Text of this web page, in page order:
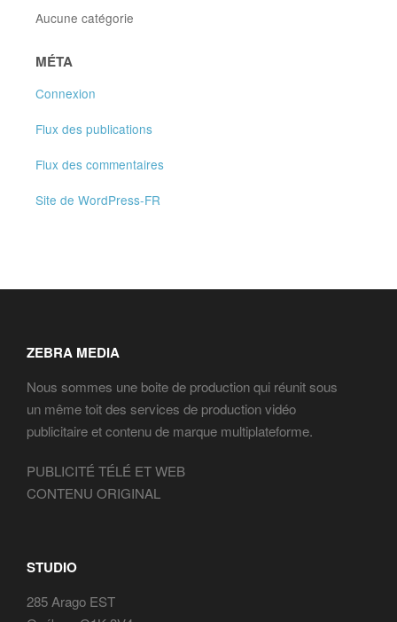
Aucune catégorie
MÉTA
Connexion
Flux des publications
Flux des commentaires
Site de WordPress-FR
ZEBRA MEDIA
Nous sommes une boite de production qui réunit sous
un même toit des services de production vidéo
publicitaire et contenu de marque multiplateforme.
PUBLICITÉ TÉLÉ ET WEB
CONTENU ORIGINAL
STUDIO
285 Arago EST